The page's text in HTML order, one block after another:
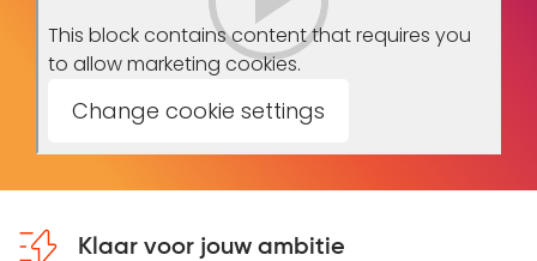
This block contains content that requires you
to allow marketing cookies.
Change cookie settings
Klaar voor jouw ambitie